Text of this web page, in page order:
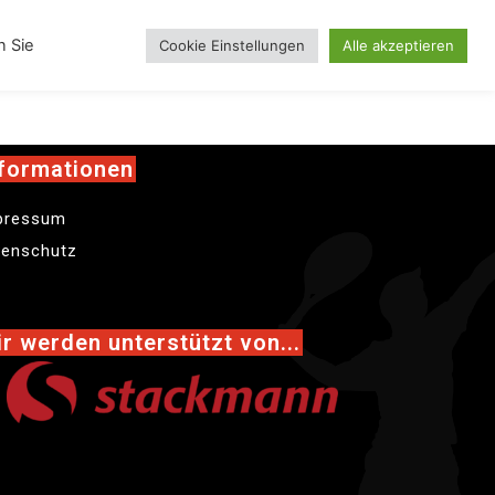
werden unterstützt von...
Sie
Cookie Einstellungen Alle akzeptieren